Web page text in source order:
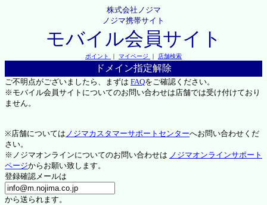
株式会社ノジマ
ノジマ携帯サイト
モバイル会員サイト
ポイント ｜ マイページ ｜ 店舗検索
ドメイン指定解除
ご不明点がございましたら、まずは FAQをご確認ください。
※モバイル会員サイトについてのお問い合わせは店舗では受け付けており
ません。
※店舗については ノジマカスタマーサポートセンターへお問い合わせくだ
さい。
※ノジマオンラインについてのお問い合わせは ノジマオンラインサポート
ページからお願い致します。
登録確認メールは
から送られます。